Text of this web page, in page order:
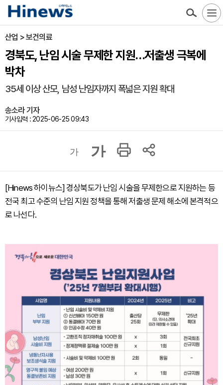
산업 > 보건의료
경북도, 난임 시술 무제한 지원…저출생 극복에
박차
35세 이상 산모, 남성 난임자까지 폭넓은 지원 확대
송소라 기자
기사입력 : 2025-06-25 09:43
가 가
[Hinews 하이뉴스] 경상북도가 난임 시술을 무제한으로 지원하는 등
전국 최고 수준의 난임 지원 정책을 통해 저출생 문제 해소에 본격적으
로 나선다.